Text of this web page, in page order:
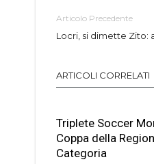
Articolo Precedente
Locri, si dimette Zito:
ARTICOLI CORRELATI
Triplete Soccer
Coppa della
Categoria